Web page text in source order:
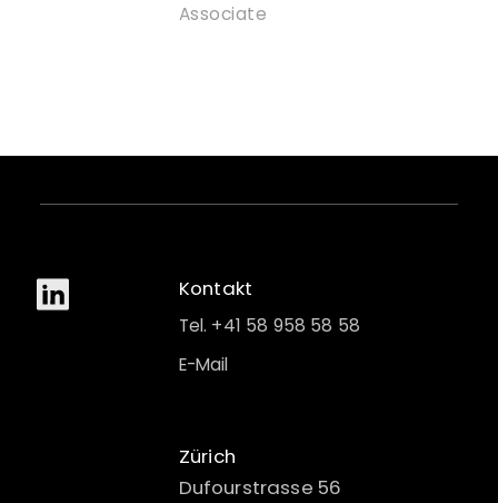
Associate
Kontakt
Tel. +41 58 958 58 58
E-Mail
Zürich
Dufourstrasse 56